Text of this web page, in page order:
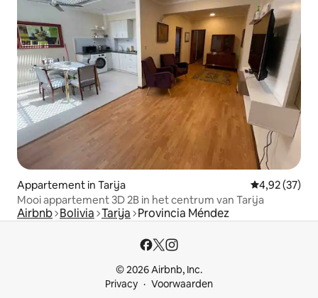
Appartement in Tarija Gemiddelde
4,92 (37)
Mooi appartement 3D 2B in het centrum van Tarija
Airbnb Bolivia Tarija Provincia Méndez
© 2026 Airbnb, Inc.
Privacy
Voorwaarden